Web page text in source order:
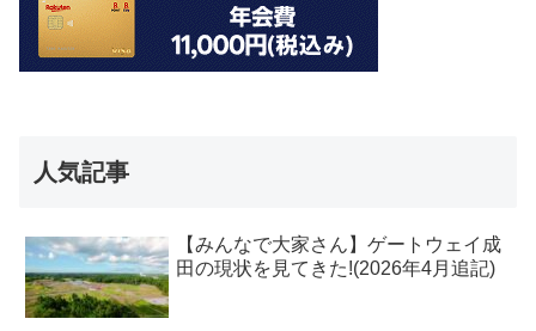
人気記事
【みんなで大家さん】ゲートウェイ成
田の現状を見てきた!(2026年4月追記)